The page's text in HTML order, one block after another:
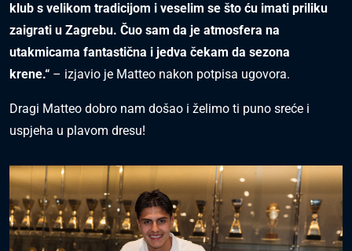
klub s velikom tradicijom i veselim se što ću imati priliku
zaigrati u Zagrebu. Čuo sam da je atmosfera na
utakmicama fantastična i jedva čekam da sezona
krene.“ – izjavio je Matteo nakon potpisa ugovora.
Dragi Matteo dobro nam došao i želimo ti puno sreće i
uspjeha u plavom dresu!